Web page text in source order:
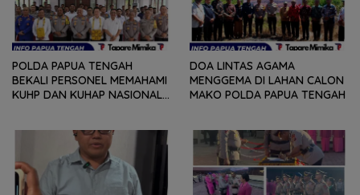
POLDA PAPUA TENGAH
BEKALI PERSONEL MEMAHAMI
KUHP DAN KUHAP NASIONAL
DOA LINTAS AGAMA
MENGGEMA DI LAHAN CALON
MAKO POLDA PAPUA TENGAH